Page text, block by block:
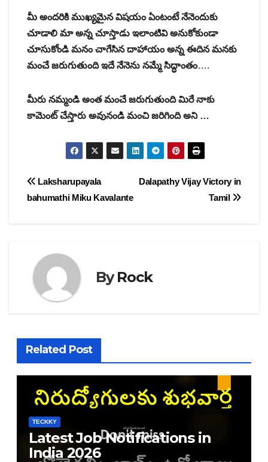
మీ అందరికి ముఖ్యమైన విషయం ఏంటంటే నేనెందుకు
చూడాలి మా అన్న చూస్తాడు ఇలాంటివి అనుకోకుండా
చూసుకోండి మనం చాగేసిన దాహాయం అన్న ఈదిన మనకు
మంచే జరుగుతుంది ఇదే నేనెను నమ్మే సిద్ధాంతం….
మీరు నమ్మండి అంత మంచే జరుగుతుంది మిరే నాకు
కామెంట్ చేస్తారు అవునండి మంచి జరిగింది అని …
Post
Dalapathy Vijay Victory in
Tamil
Laksharupayala
bahumathi Miku Kavalante
ByRock
Related Post
TECKKY
Latest Job Notifications in
India 2026